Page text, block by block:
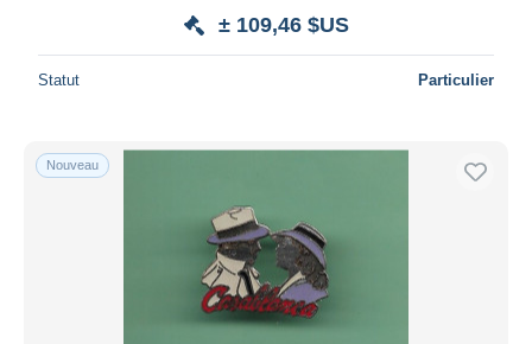
± 109,46 $US
Statut Particulier
Nouveau